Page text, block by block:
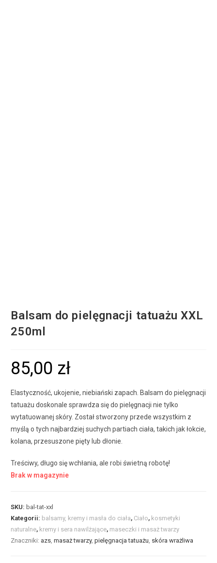
Balsam do pielęgnacji tatuażu XXL
250ml
85,00 zł
Elastyczność, ukojenie, niebiański zapach. Balsam do pielęgnacji
tatuażu doskonale sprawdza się do pielęgnacji nie tylko
wytatuowanej skóry. Został stworzony przede wszystkim z
myślą o tych najbardziej suchych partiach ciała, takich jak łokcie,
kolana, przesuszone pięty lub dłonie.
Treściwy, długo się wchłania, ale robi świetną robotę!
Brak w magazynie
SKU: bal-tat-xxl
Kategorii: balsamy, kremy i masła do ciała, Ciało, kosmetyki
naturalne, kremy i sera nawilżające, maseczki i masaż twarzy
Znaczniki: azs ,masaż twarzy,pielęgnacja tatuażu skóra wrażliwa